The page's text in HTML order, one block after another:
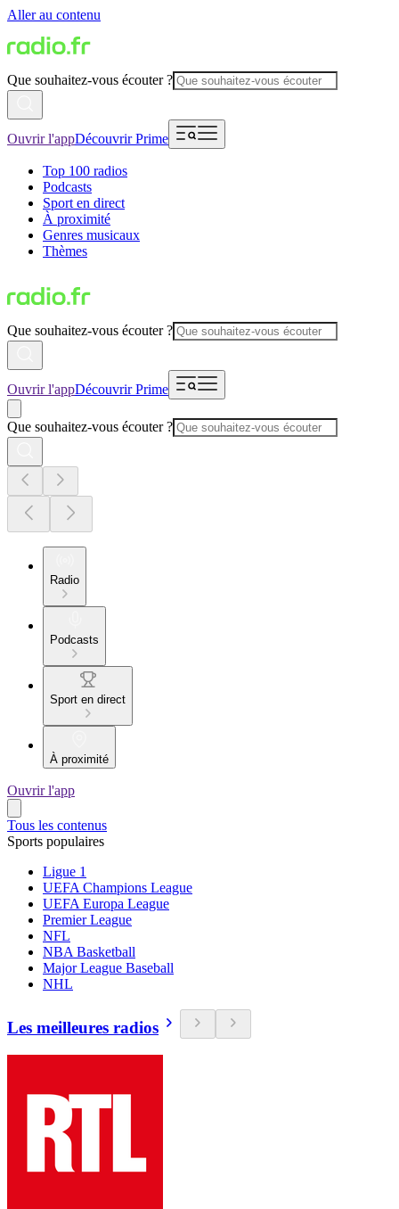
Aller au contenu
Que souhaitez-vous écouter ?
Ouvrir l'appDécouvrir Prime
Top 100 radios
Podcasts
Sport en direct
À proximité
Genres musicaux
Thèmes
Que souhaitez-vous écouter ?
Ouvrir l'appDécouvrir Prime
Que souhaitez-vous écouter ?
Radio
Podcasts
Sport en direct
À proximité
Ouvrir l'app
Tous les contenus
Sports populaires
Ligue 1
UEFA Champions League
UEFA Europa League
Premier League
NFL
NBA Basketball
Major League Baseball
NHL
Les meilleures radios